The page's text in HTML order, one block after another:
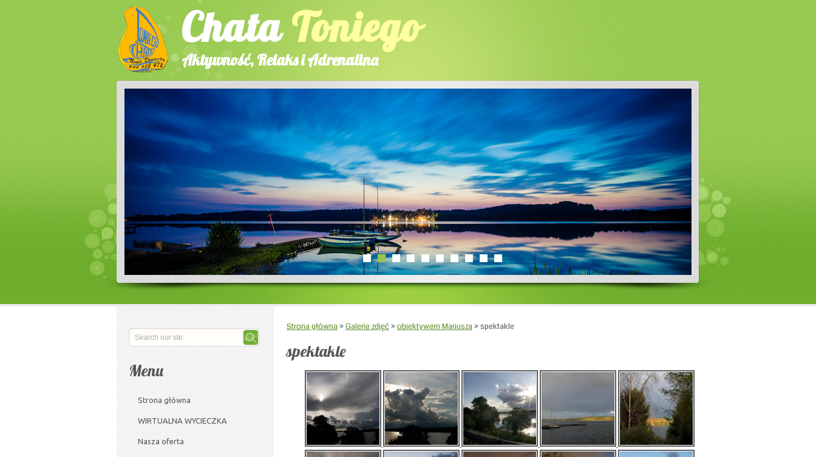
ChataToniego
Aktywność, Relaks i Adrenalina
Strona główna »Galerie zdjęć»obiektywem Mariusza »spektakle
spektakle
Menu
Strona główna
WIRTUALNA WYCIECZKA
Nasza oferta